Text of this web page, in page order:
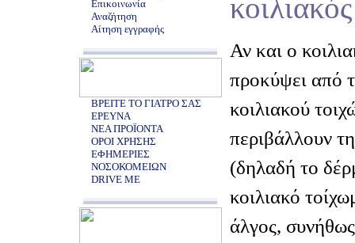
Επικοινωνία
Αναζήτηση
Αίτηση εγγραφής
ΒΡΕΙΤΕ ΤΟ ΓΙΑΤΡΟ ΣΑΣ
ΕΡΕΥΝΑ
ΝΕΑ ΠΡΟΪΟΝΤΑ
ΟΡΟΙ ΧΡΗΣΗΣ
ΕΦΗΜΕΡΙΕΣ
ΝΟΣΟΚΟΜΕΙΩΝ
DRIVE ME
Αν και ο
προκύψει από
κοιλιακού
περιβάλλουν
(δηλαδή το
κοιλιακό
άλγος, συνήθως